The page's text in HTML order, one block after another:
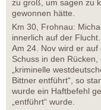
zu groß, um sagen zu
gewonnen hätte.
Km 30, Frohnau:
innerlich auf der
Am 24. Nov wird er
Schuss in den
„kriminelle
Bittner entführt“, so
wurde ein Haftbefehl
„entführt“ wurde.